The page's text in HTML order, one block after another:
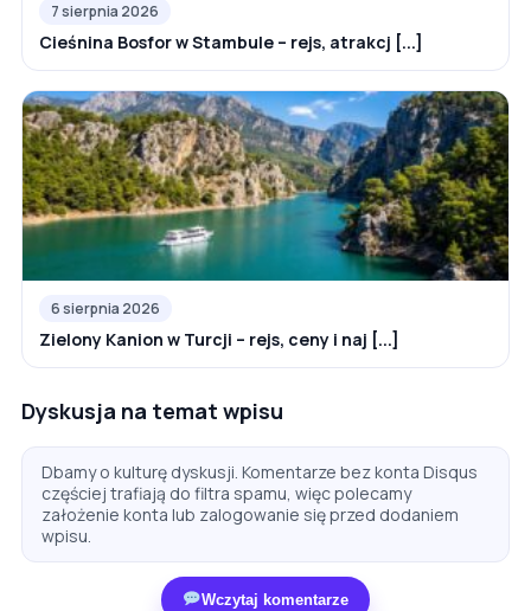
7 sierpnia 2026
Cieśnina Bosfor w Stambule – rejs, atrakcj [...]
6 sierpnia 2026
Zielony Kanion w Turcji – rejs, ceny i naj [...]
Dyskusja na temat wpisu
Dbamy o kulturę dyskusji. Komentarze bez konta Disqus
częściej trafiają do filtra spamu, więc polecamy
założenie konta lub zalogowanie się przed dodaniem
wpisu.
Wczytaj komentarze